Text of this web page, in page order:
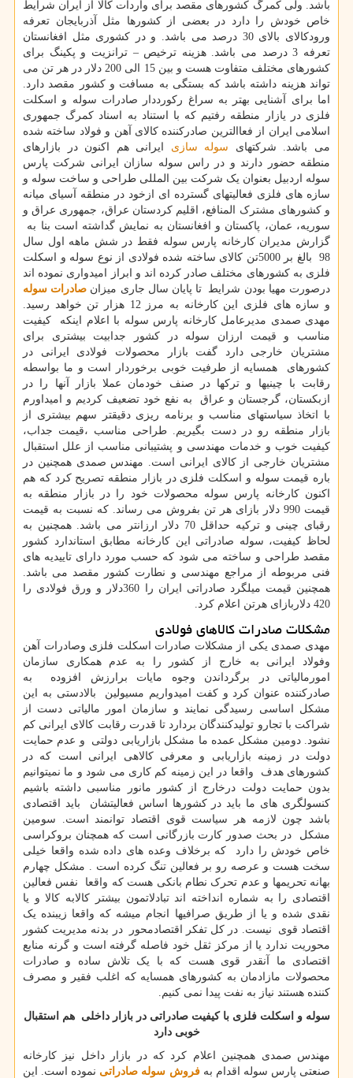
باشد. ولی کمرگ کشورهای مقصد برای واردات کالا از ایران شرایط
خاص خودش را دارد در بعضی از کشورها مثل آذربایجان تعرفه
ورودکالای بالای 30 درصد می باشد. و در کشوری مثل افغانستان
تعرفه 3 درصد می باشد. هزینه ترخیص – ترانزیت و پکینگ برای
کشورهای مختلف متفاوت هست و بین 15 الی 200 دلار در هر تن می
تواند هزینه داشته باشد که بستگی به مسافت و کشور مقصد دارد.
اما برای آشنایی بهتر به سراغ رکورددار صادرات سوله و اسکلت
فلزی در یازار منطقه رفتیم که با استناد به اسناد کمرگ جمهوری
اسلامی ایران از فعاالترین صادرکننده کالای آهن و فولاد ساخته شده
می باشد. شرکتهای سوله سازی ایرانی هم اکنون در بازارهای
منطقه حضور دارند و در راس سوله سازان ایرانی شرکت پارس
سوله اردبیل بعنوان یک شرکت بین المللی طراحی و ساخت سوله و
سازه های فلزی فعالیتهای گسترده ای ازخود در منطقه آسیای میانه
و کشورهای مشترک المنافع، اقلیم کردستان عراق، جمهوری عراق و
سوریه، عمان، پاکستان و افغانستان به نمایش گداشته است بنا به
گزارش مدیران کارخانه پارس سوله فقط در شش ماهه اول سال
98 بالغ بر 5000تن کالای ساخته شده فولادی از نوع سوله و اسکلت
فلزی به کشورهای مختلف صادر کرده اند و ابراز امیدواری نموده اند
درصورت مهیا بودن شرایط تا پایان سال جاری میزان صادرات سوله
و سازه های فلزی این کارخانه به مرز 12 هزار تن خواهد رسید.
مهدی صمدی مدیرعامل کارخانه پارس سوله با اعلام اینکه کیفیت
مناسب و قیمت ارزان سوله در کشور جدابیت بیشتری برای
مشتریان خارجی دارد گفت بازار محصولات فولادی ایرانی در
کشورهای همسایه از طرفیت خوبی برخوردار است و ما بواسطه
رقابت با چینیها و ترکها در صنف خودمان عملا بازار آنها را در
ازبکستان، گرجستان و عراق به نفع خود تضعیف کردیم و امیداورم
با اتخاذ سیاستهای مناسب و برنامه ریزی دقیقتر سهم بیشتری از
بازار منطقه رو در دست بگیریم. طراحی مناسب ،قیمت جداب،
کیفیت خوب و خدمات مهندسی و پشتیبانی مناسب از علل استقبال
مشتریان خارجی از کالای ایرانی است. مهندس صمدی همچنین در
باره قیمت سوله و اسکلت فلزی در بازار منطقه تصریح کرد که هم
اکنون کارخانه پارس سوله محصولات خود را در بازار منطقه به
قیمت 990 دلار بازای هر تن بفروش می رساند. که نسبت به قیمت
رقبای چینی و ترکیه حداقل 70 دلار ارزانتر می باشد. همچنین به
لحاظ کیفیت، سوله صادراتی این کارخانه مطابق استاندارد کشور
مقصد طراحی و ساخته می شود که حسب مورد دارای تاییدیه های
فنی مربوطه از مراجع مهندسی و نطارت کشور مقصد می باشد.
همچنین قیمت میلگرد صادراتی ایران را 360دلار و ورق فولادی را
420 دلاربازای هرتن اعلام کرد.
مشکلات صادرات کالاهای فولادی
مهدی صمدی یکی از مشکلات صادرات اسکلت فلزی وصادرات آهن
وفولاد ایرانی به خارج از کشور را به عدم همکاری سازمان
امورمالیاتی در برگرداندن وجوه مایات برارزش افزوده به
صادرکننده عنوان کرد و کفت امیدواریم مسیولین بالادستی به این
مشکل اساسی رسیدگی نمایند و سازمان امور مالیاتی دست از
شراکت با تجارو تولیدکنندگان بردارد تا قدرت رقابت کالای ایرانی کم
نشود. دومین مشکل عمده ما مشکل بازاریابی دولتی و عدم حمایت
دولت در زمینه بازاریابی و معرفی کالاهی ایرانی است که در
کشورهای هدف واقعا در این زمینه کم کاری می شود و ما نمیتوانیم
بدون حمایت دولت درخارج از کشور مانور مناسبی داشته باشیم
کنسولگری های ما باید در کشورها اساس فعالیتشان باید اقتصادی
باشد چون لازمه هر سیاست قوی اقتصاد توانمند است. سومین
مشکل در بحث صدور کارت بازرگانی است که همچنان بروکراسی
خاص خودش را دارد که برخلاف وعده های داده شده واقعا خیلی
سخت هست و عرصه رو بر فعالین تنگ کرده است . مشکل چهارم
بهانه تحریمها و عدم تحرک نطام بانکی هست که واقعا نفس فعالین
اقتصادی را به شماره انداخته اند تبادلاتمون بیشتر کالابه کالا و یا
نقدی شده و یا از طریق صرافیها انجام میشه که واقعا زیبنده یک
اقتصاد قوی نیست. در کل تفکر اقتصادمحور در بدنه مدیریت کشور
محوریت ندارد یا از مرکز ثقل خود فاصله گرفته است و گرنه منابع
اقتصادی ما آنقدر قوی هست که با یک تلاش ساده و صادرات
محصولات مازادمان به کشورهای همسایه که اغلب فقیر و مصرف
کننده هستند نیاز به نفت پیدا نمی کنیم.
سوله و اسکلت فلزی با کیفیت صادراتی در بازار داخلی هم استقبال
خوبی دارد
مهندس صمدی همچنین اعلام کرد که در بازار داخل نیز کارخانه
صنعتی پارس سوله اقدام بهفروش سوله صادراتی نموده است. این